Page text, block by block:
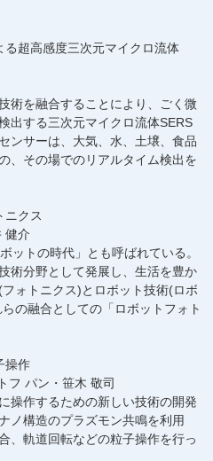
超高感度三次元マイクロ流体
術を融合することにより、ごく微
出する三次元マイクロ流体SERS
ンサーは、大気、水、土壌、食品
、その場でのリアルタイム検出を
ニクス
健介
ットの時代」とも呼ばれている。
術分野として発展し、生活を豊か
ォトニクス)とロボット技術(ロボ
の融合としての「ロボットフォト
操作
フ パン・笹木 敬司
操作するための新しい技術の開発
ノ構造のプラズモン共鳴を利用
、軌道回転などの粒子操作を行っ